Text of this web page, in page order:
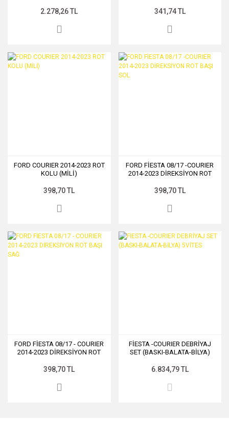
2.278,26 TL 341,74 TL
FORD COURIER 2014-2023 ROT
KOLU (MİLİ)
398,70 TL
FORD FİESTA 08/17 -COURIER
2014-2023 DİREKSİYON ROT
398,70 TL
FORD FİESTA 08/17 - COURIER
2014-2023 DİREKSİYON ROT
398,70 TL
FİESTA -COURIER DEBRİYAJ
SET (BASKI-BALATA-BİLYA)
6.834,79 TL